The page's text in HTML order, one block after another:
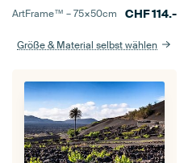
ArtFrame™ –75×50cm CHF114.-
Größe & Material selbst wählen